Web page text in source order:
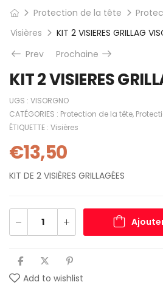
Protection de la tête
Visières
KIT 2 VISIERES GRILLAG
Prev
Prochaine
KIT 2 VISIERES
UGS : VISORGNO
CATÉGORIES : Protection de la tête,
ÉTIQUETTE : Visières
€13,50
KIT DE 2 VISIÈRES GRILLAGÉES
Add to wishlist